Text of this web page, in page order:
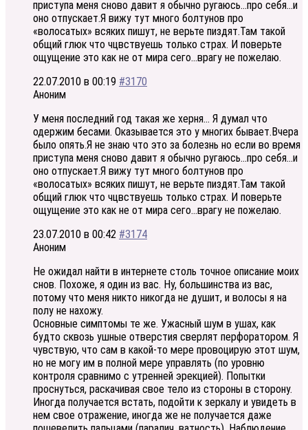
приступа меня сново давит я обычно ругаюсь…про себя…и
оно отпускает.Я вижу тут много болтунов про
«волосатых» всяких пишут, не верьте пиздят.Там такой
общий глюк что чцвствуешь только страх. И поверьте
ощущение это как не от мира сего…врагу не пожелаю.
22.07.2010 в 00:19 #3170
Аноним
У меня последний год такая же херня… Я думал что
одержим бесами. Оказывается это у многих бывает.Вчера
было опять.Я не знаю что это за болезнь но если во время
приступа меня сново давит я обычно ругаюсь…про себя…и
оно отпускает.Я вижу тут много болтунов про
«волосатых» всяких пишут, не верьте пиздят.Там такой
общий глюк что чцвствуешь только страх. И поверьте
ощущение это как не от мира сего…врагу не пожелаю.
23.07.2010 в 00:42 #3174
Аноним
Не ожидал найти в интернете столь точное описание моих
снов. Похоже, я один из вас. Ну, большинства из вас,
потому что меня никто никогда не душит, и волосы я на
полу не нахожу.
Основные симптомы те же. Ужасный шум в ушах, как
будто сквозь ушные отверстия сверлят перфоратором. Я
чувствую, что сам в какой-то мере провоцирую этот шум,
но не могу им в полной мере управлять (по уровню
контроля сравнимо с утренней эрекцией). Попытки
проснуться, раскачивая свое тело из стороны в сторону.
Иногда получается встать, подойти к зеркалу и увидеть в
нем свое отражение, иногда же не получается даже